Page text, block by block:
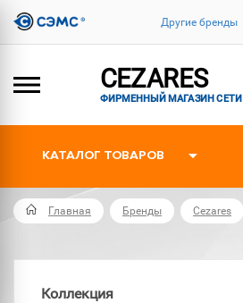
Другие бренды
CEZARES
ФИРМЕННЫЙ МАГАЗИН СЕТИ
КАТАЛОГ ТОВАРОВ
Главная Бренды Cezares
Коллекция